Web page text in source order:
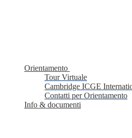
Orientamento
Tour Virtuale
Cambridge ICGE
Contatti per Orientamento
Info & documenti